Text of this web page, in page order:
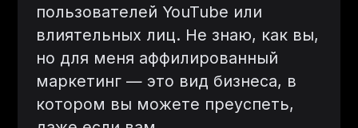
пользователей YouTube или
влиятельных лиц. Не знаю, как вы,
но для меня аффилированный
маркетинг — это вид бизнеса, в
котором вы можете преуспеть,